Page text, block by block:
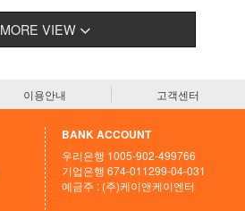
MORE VIEW
이용안내 고객센터
BANK ACCOUNT
우리은행 1005-902-499766
기업은행 674-011299-04-031
예금주 : (주)케이앤케이엔터